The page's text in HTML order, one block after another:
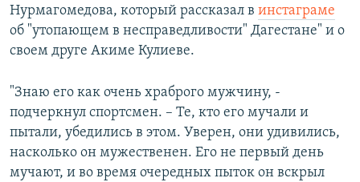
Нурмагомедова, который рассказал в инстаграме
об "утопающем в несправедливости" Дагестане" и о
своем друге Акиме Кулиеве.
"Знаю его как очень храброго мужчину, -
подчеркнул спортсмен. – Те, кто его мучали и
пытали, убедились в этом. Уверен, они удивились,
насколько он мужественен. Его не первый день
мучают, и во время очередных пыток он вскрыл